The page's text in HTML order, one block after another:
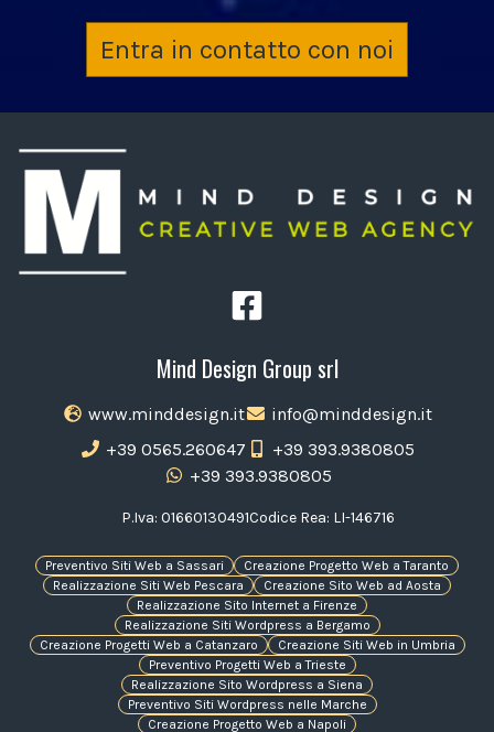
Entra in contatto con noi
Mind Design Group srl
www.minddesign.it
info@minddesign.it
+39 0565.260647
+39 393.9380805
+39 393.9380805
P.Iva: 01660130491Codice Rea: LI-146716
Preventivo Siti Web a Sassari
Creazione Progetto Web a Taranto
Realizzazione Siti Web Pescara
Creazione Sito Web ad Aosta
Realizzazione Sito Internet a Firenze
Realizzazione Siti Wordpress a Bergamo
Creazione Progetti Web a Catanzaro
Creazione Siti Web in Umbria
Preventivo Progetti Web a Trieste
Realizzazione Sito Wordpress a Siena
Preventivo Siti Wordpress nelle Marche
Creazione Progetto Web a Napoli